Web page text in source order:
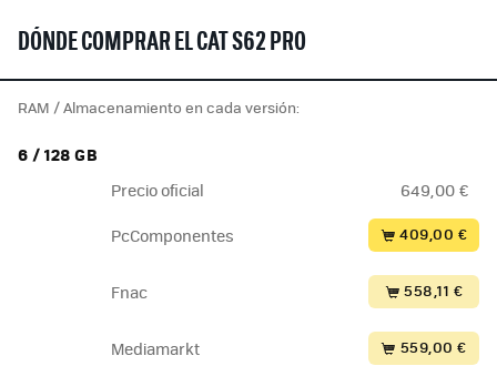
DÓNDE COMPRAR EL CAT S62 PRO
RAM / Almacenamiento en cada versión:
6 / 128 GB
Precio oficial 649,00 €
PcComponentes 409,00 €
Fnac 558,11 €
Mediamarkt 559,00 €